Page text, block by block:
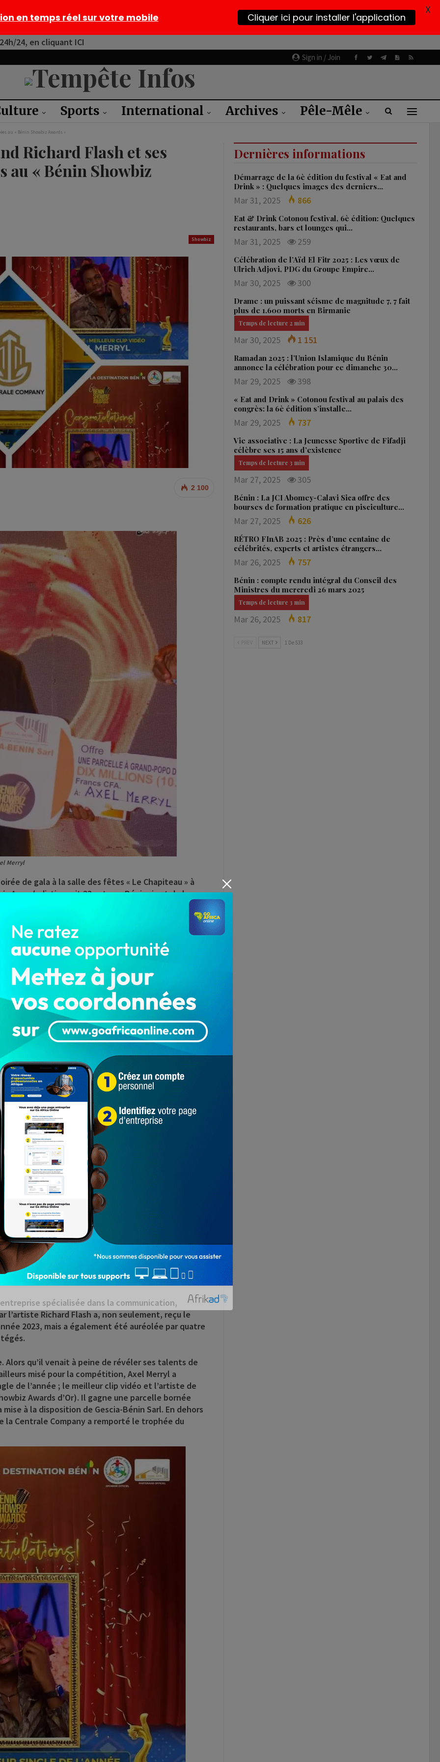
24, en cliquant ICI
Sign in / Join
Sports International Archives Pêle-Mêle
au « Bénin Showbiz Awards »
Richard Flash et ses
au « Bénin Showbiz
Showbiz
2 100
Merryl
de gala à la salle des fêtes « Le Chapiteau » à
Awardsdistinguait 22 acteurs Béninois et de la sous
autres professionnels des différents sous-
spécialisée dans la communication,
l’artiste Richard Flash a, non seulement, reçu le
2023, mais a également été auréolée par quatre
qu’il venait à peine de révéler ses talents de
misé pour la compétition, Axel Merryl a
de l’année ; le meilleur clip vidéo et l’artiste de
Awards d’Or). Il gagne une parcelle bornée
mise à la disposition de Gescia-Bénin Sarl. En dehors
la Centrale Company a remporté le trophée du
Dernières informations
Démarrage de la 6è édition du festival « Eat and
Drink » : Quelques images des derniers…
Mar 31, 2025 866
Eat & Drink Cotonou festival, 6è édition: Quelques
restaurants, bars et lounges qui…
Mar 31, 2025 259
Célébration de l’Aïd El Fitr 2025 : Les vœux de
Ulrich Adjovi, PDG du Groupe Empire…
Mar 30, 2025 300
Drame : un puissant séisme de magnitude 7, 7 fait
plus de 1.600 morts en Birmanie
Mar 30, 2025 1 151
Ramadan 2025 : l’Union Islamique du Bénin
annonce la célébration pour ce dimanche 30…
Mar 29, 2025 398
« Eat and Drink » Cotonou festival au palais des
congrès: la 6è édition s’installe…
Mar 29, 2025 737
Vie associative : La Jeunesse Sportive de Fifadji
célèbre ses 15 ans d’existence
Mar 27, 2025 305
Bénin : La JCI Abomey-Calavi Sica offre des
bourses de formation pratique en pisciculture…
Mar 27, 2025 626
RÉTRO FInAB 2025 : Près d’une centaine de
célébrités, experts et artistes étrangers…
Mar 26, 2025 757
Bénin : compte rendu intégral du Conseil des
Ministres du mercredi 26 mars 2025
Mar 26, 2025 817
NEXT 1 De 533
en temps réel sur votre mobile Cliquer ici pour installer l'application
X